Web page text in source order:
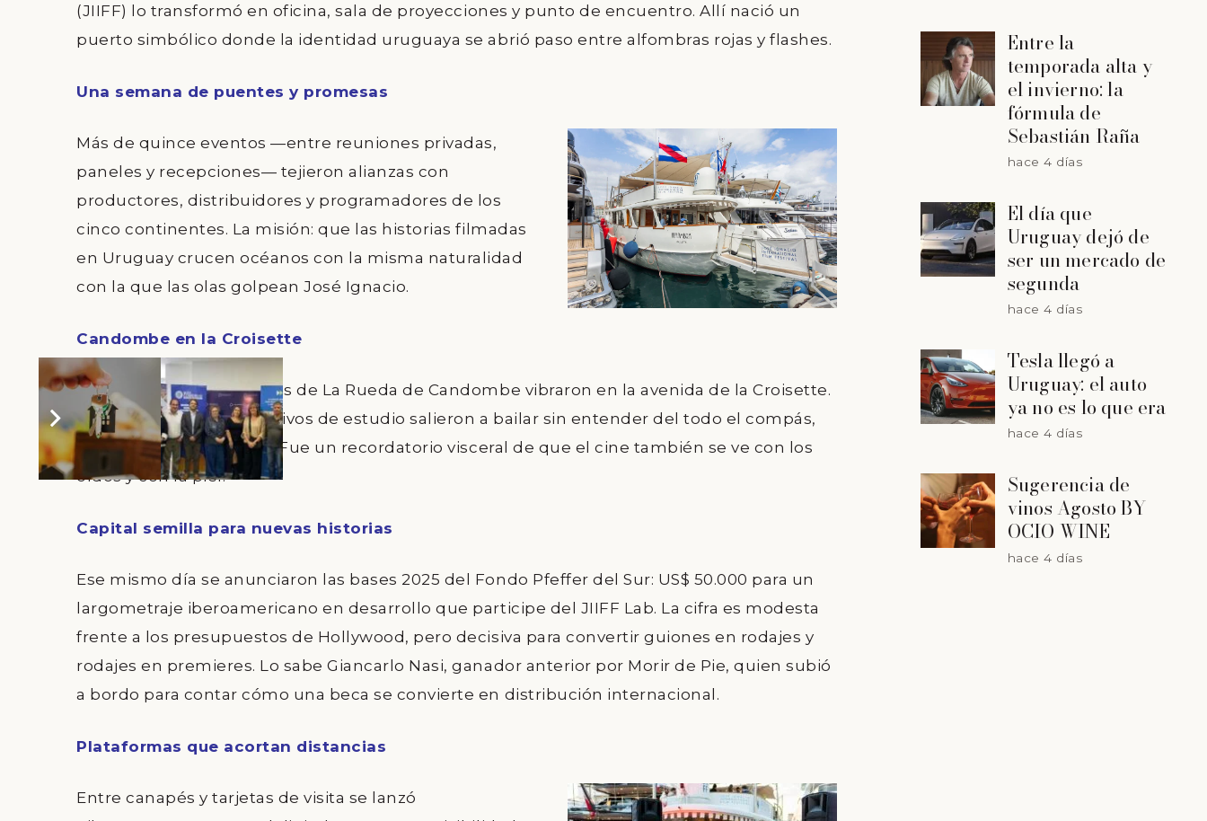
(JIIFF)
lo transformó en oficina, sala de proyecciones y punto de encuentro. Allí nació un
puerto simbólico donde la identidad uruguaya se abrió paso entre alfombras rojas y flashes.
Una semana de puentes y promesas
Más de quince eventos —entre reuniones privadas,
paneles y recepciones— tejieron alianzas con
productores, distribuidores y programadores de los
cinco continentes. La misión: que las historias filmadas
en Uruguay crucen océanos con la misma naturalidad
con la que las olas golpean José Ignacio.
Candombe en la Croisette
El viernes 16, los tambores de La Rueda de Candombe vibraron en la avenida de la Croisette.
Turistas, vecinos y ejecutivos de estudio salieron a bailar sin entender del todo el compás,
pero sintiendo su latido. Fue un recordatorio visceral de que el cine también se ve con los
oídos y con la piel.
Capital semilla para nuevas historias
Ese mismo día se anunciaron las bases 2025 del Fondo Pfeffer del Sur: US$ 50.000 para un
largometraje iberoamericano en desarrollo que participe del JIIFF Lab. La cifra es modesta
frente a los presupuestos de Hollywood, pero decisiva para convertir guiones en rodajes y
rodajes en premieres. Lo sabeGiancarlo Nasi, ganador anterior por Morir de Pie, quien subió
a bordo para contar cómo una beca se convierte en distribución internacional.
Plataformas que acortan distancias
Entre canapés y tarjetas de visita se lanzó
Entre la
temporada alta y
el invierno: la
fórmula de
Sebastián Raña
hace 4 días
El día que
Uruguay dejó de
ser un mercado de
segunda
hace 4 días
Tesla llegó a
Uruguay: el auto
ya no es lo que era
hace 4 días
Sugerencia de
vinos Agosto BY
OCIO WINE
hace 4 días